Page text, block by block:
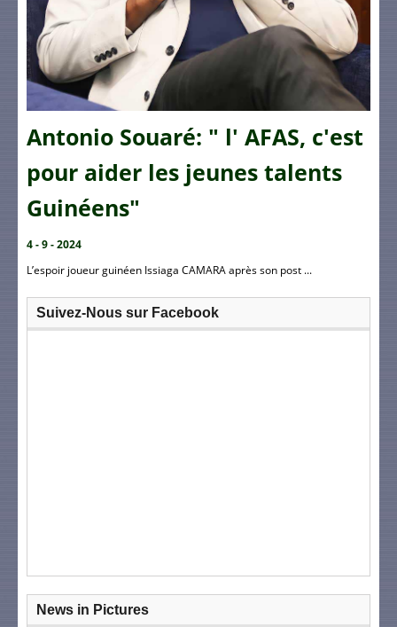
Antonio Souaré: " l' AFAS, c'est
pour aider les jeunes talents
Guinéens"
4 - 9 - 2024
L’espoir joueur guinéen Issiaga CAMARA après son post ...
Suivez-Nous sur Facebook
News in Pictures